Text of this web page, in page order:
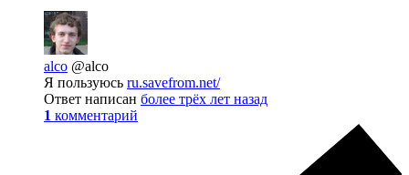
alco @alco
Я пользуюсь ru.savefrom.net/
Ответ написан более трёх лет назад
1 комментарий